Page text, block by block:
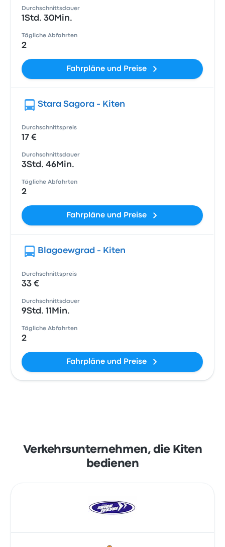
Durchschnittsdauer
1Std. 30Min.
Tägliche Abfahrten
2
Fahrpläne und Preise
Stara Sagora - Kiten
Durchschnittspreis
17 €
Durchschnittsdauer
3Std. 46Min.
Tägliche Abfahrten
2
Fahrpläne und Preise
Blagoewgrad - Kiten
Durchschnittspreis
33 €
Durchschnittsdauer
9Std. 11Min.
Tägliche Abfahrten
2
Fahrpläne und Preise
Verkehrsunternehmen, die Kiten
bedienen